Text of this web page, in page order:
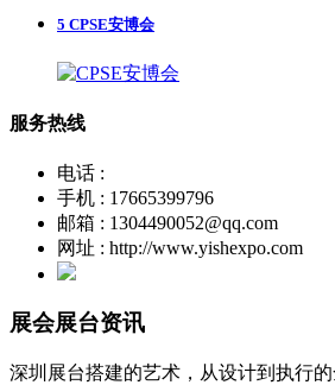
5 CPSE安博会
服务热线
电话 :
手机 : 17665399796
邮箱 : 1304490052@qq.com
网址 : http://www.yishexpo.com
展会展台资讯
深圳展台搭建的艺术，从设计到执行